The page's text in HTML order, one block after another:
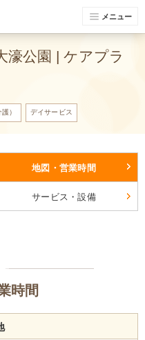
メニュー
濠公園 | ケアプラ
） デイサービス
地図・営業時間
サービス・設備
時間